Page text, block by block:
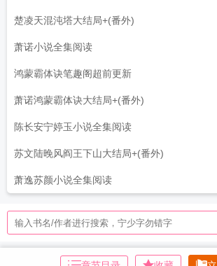
楚凌天混沌塔大结局+(番外)
萧诺小说全集阅读
鸿蒙霸体诀笔趣阁超前更新
萧诺鸿蒙霸体诀大结局+(番外)
陈长安宁婷玉小说全集阅读
苏文陆晚风阎王下山大结局+(番外)
萧逸苏颜小说全集阅读